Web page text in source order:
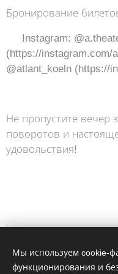
Бронирование
📱 Instagram:
(https://instagram.com/
@atlant_koeln (https://
Не пропустите вечер
поворотов и
удовольствия!
Мы используем cookie-
функционирования и